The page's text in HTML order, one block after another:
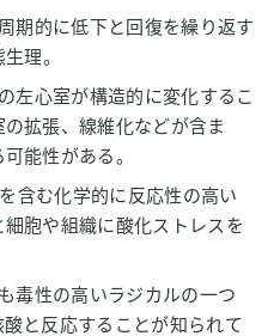
期的に低下と回復を繰り返す
理。
左心室が構造的に変化するこ
拡張、線維化などが含ま
能性がある。
含む化学的に反応性の高い
胞や組織に酸化ストレスを
毒性の高いラジカルの一つ
と反応することが知られて